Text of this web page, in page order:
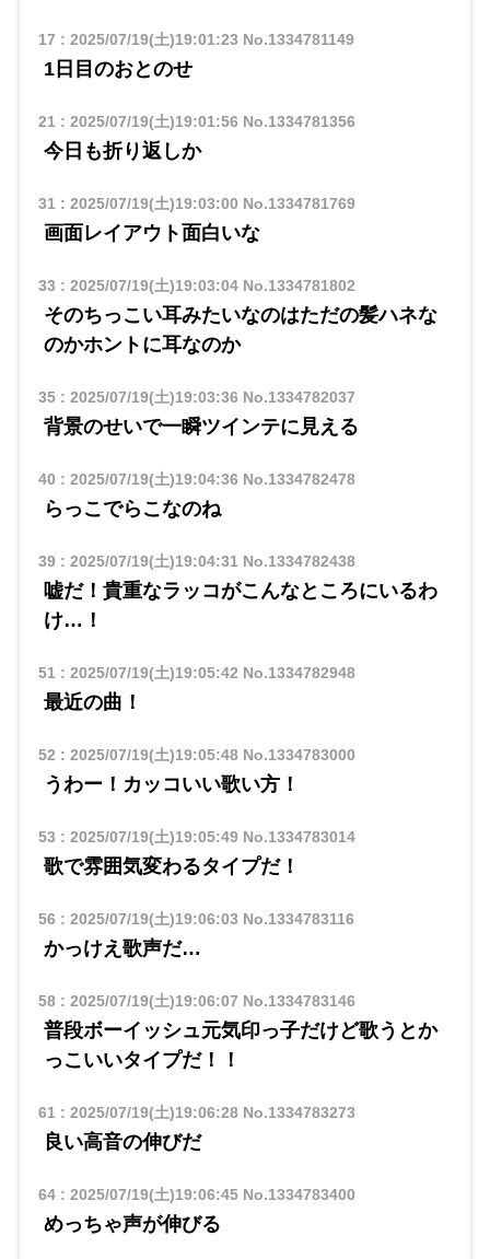
17 : 2025/07/19(土)19:01:23 No.1334781149
1日目のおとのせ
21: 2025/07/19(土)19:01:56 No.1334781356
今日も折り返しか
31: 2025/07/19(土)19:03:00 No.1334781769
画面レイアウト面白いな
33 : 2025/07/19(土)19:03:04No.1334781802
そのちっこい耳みたいなのはただの髪ハネな
のかホントに耳なのか
35: 2025/07/19(土)19:03:36 No.1334782037
背景のせいで一瞬ツインテに見える
40 : 2025/07/19(土)19:04:36 No.1334782478
らっこでらこなのね
39: 2025/07/19(土)19:04:31No.1334782438
嘘だ！貴重なラッコがこんなところにいるわ
け…！
51: 2025/07/19(土)19:05:42 No.1334782948
最近の曲！
52 : 2025/07/19(土)19:05:48No.1334783000
うわー！カッコいい歌い方！
53 : 2025/07/19(土)19:05:49No.1334783014
歌で雰囲気変わるタイプだ！
56 : 2025/07/19(土)19:06:03 No.1334783116
かっけえ歌声だ…
58: 2025/07/19(土)19:06:07 No.1334783146
普段ボーイッシュ元気印っ子だけど歌うとか
っこいいタイプだ！！
61: 2025/07/19(土)19:06:28No.1334783273
良い高音の伸びだ
64: 2025/07/19(土)19:06:45No.1334783400
めっちゃ声が伸びる